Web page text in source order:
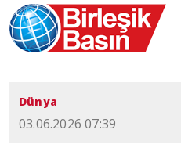
Dünya
03.06.2026 07:39